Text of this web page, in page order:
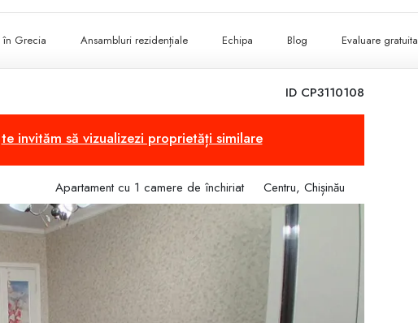
în Grecia Ansambluri rezidențiale Echipa Blog Evaluare gratuita
ID CP3110108
te invităm să vizualizezi proprietăți similare
Apartament cu 1 camere de închiriat Centru, Chișinău